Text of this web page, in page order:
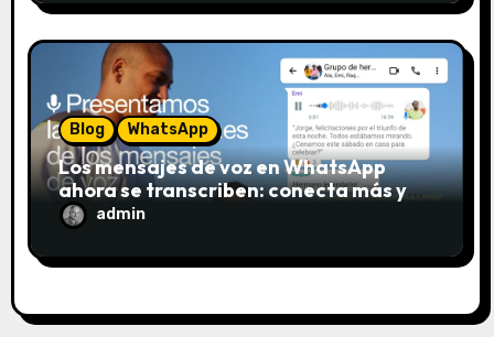
Blog WhatsApp
Los mensajes de voz en WhatsApp
ahora se transcriben: conecta más y
escucha menos
admin